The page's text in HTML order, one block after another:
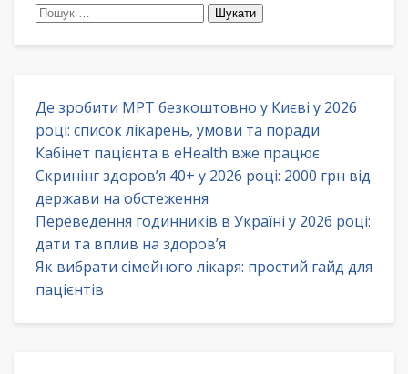
Пошук:
Де зробити МРТ безкоштовно у Києві у 2026
році: список лікарень, умови та поради
Кабінет пацієнта в eHealth вже працює
Скринінг здоров’я 40+ у 2026 році: 2000 грн від
держави на обстеження
Переведення годинників в Україні у 2026 році:
дати та вплив на здоров’я
Як вибрати сімейного лікаря: простий гайд для
пацієнтів